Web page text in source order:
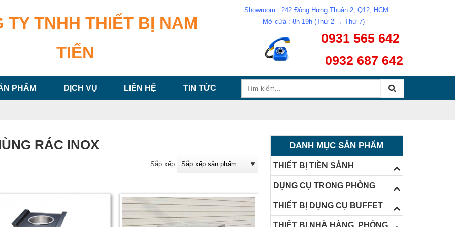
TY TNHH THIẾT BỊ NAM
TIẾN
Showroom : 242 Đông Hưng Thuận 2, Q12, HCM
Mở cửa : 8h-19h (Thứ 2 → Thứ 7)
0931 565 642
0932 687 642
PHẨM DỊCH VỤ LIÊN HỆ TIN TỨC
RÁC INOX
Sắp xếp
DANH MỤC SẢN PHẨM
THIẾT BỊ TIỀN SẢNH
DỤNG CỤ TRONG PHÒNG
THIẾT BỊ DỤNG CỤ BUFFET